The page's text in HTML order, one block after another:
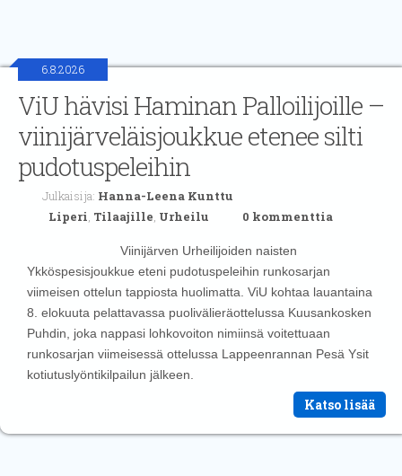
6.8.2026
ViU hävisi Haminan Palloilijoille –
viinijärveläisjoukkue etenee silti
pudotuspeleihin
Julkaisija: Hanna-Leena Kunttu
Liperi, Tilaajille, Urheilu 0 kommenttia
Viinijärven Urheilijoiden naisten
Ykköspesisjoukkue eteni pudotuspeleihin runkosarjan
viimeisen ottelun tappiosta huolimatta. ViU kohtaa lauantaina
8. elokuuta pelattavassa puolivälieräottelussa Kuusankosken
Puhdin, joka nappasi lohkovoiton nimiinsä voitettuaan
runkosarjan viimeisessä ottelussa Lappeenrannan Pesä Ysit
kotiutuslyöntikilpailun jälkeen.
Katso lisää